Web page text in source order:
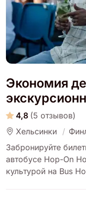
Экономия
4,8 (5 отзывов)
Хельсинки
Забронируйте
автобусе Hop-On
культурой на Bus